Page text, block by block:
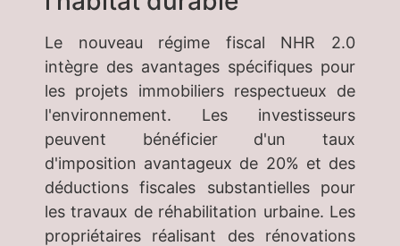
Le nouveau régime fiscal NHR 2.0
intègre des avantages spécifiques pour
les projets immobiliers respectueux de
l'environnement. Les investisseurs
peuvent bénéficier d'un taux
d'imposition avantageux de 20% et des
déductions fiscales substantielles pour
les travaux de réhabilitation urbaine. Les
propriétaires réalisant des rénovations